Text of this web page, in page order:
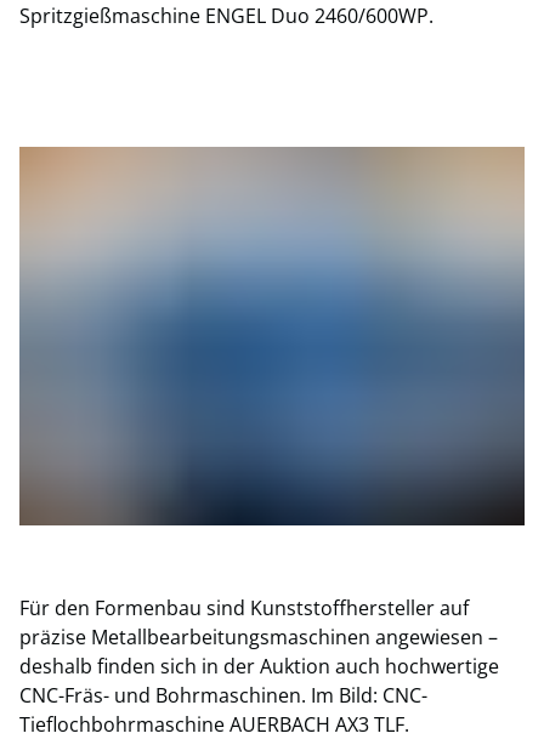
Spritzgießmaschine ENGEL Duo 2460/600WP.
Für den Formenbau sind Kunststoffhersteller auf
präzise Metallbearbeitungsmaschinen angewiesen –
deshalb finden sich in der Auktion auch hochwertige
CNC-Fräs- und Bohrmaschinen. Im Bild: CNC-
Tieflochbohrmaschine AUERBACH AX3 TLF.